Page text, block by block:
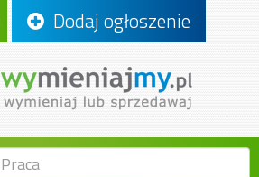
Dodaj ogłoszenie